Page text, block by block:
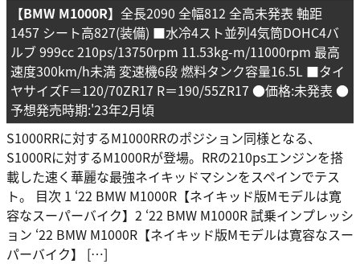
【BMW M1000R】 全長2090 全幅812 全高未発表 軸距
1457 シート高827(装備) ■水冷4スト並列4気筒DOHC4バ
ルブ 999cc 210ps/13750rpm 11.53kg-m/11000rpm 最高
速度300km/h未満 変速機6段 燃料タンク容量16.5L ■タイ
ヤサイズF＝120/70ZR17 R＝190/55ZR17 ●価格:未発表 ●
予想発売時期:'23年2月頃
S1000RRに対するM1000RRのポジション同様となる、
S1000Rに対するM1000Rが登場。RRの210psエンジンを搭
載した速く華麗な最強ネイキッドマシンをスペインでテス
ト。 目次 1 ‘22 BMW M1000R【ネイキッド版Mモデルは寛
容なスーパーバイク】2 ‘22 BMW M1000R 試乗インプレッシ
ョン ‘22 BMW M1000R【ネイキッド版Mモデルは寛容なスー
パーバイク】 […]